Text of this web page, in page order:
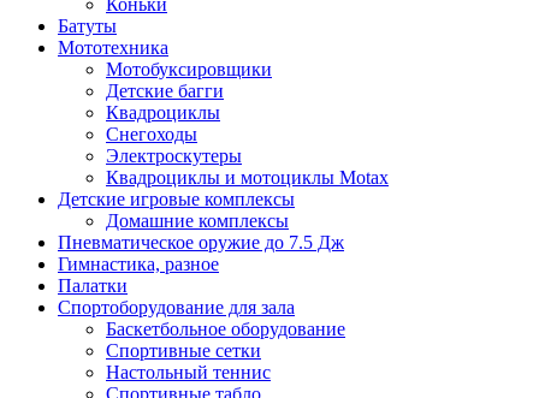
Коньки
Батуты
Мототехника
Мотобуксировщики
Детские багги
Квадроциклы
Снегоходы
Электроскутеры
Квадроциклы и мотоциклы Motax
Детские игровые комплексы
Домашние комплексы
Пневматическое оружие до 7.5 Дж
Гимнастика, разное
Палатки
Спортоборудование для зала
Баскетбольное оборудование
Спортивные сетки
Настольный теннис